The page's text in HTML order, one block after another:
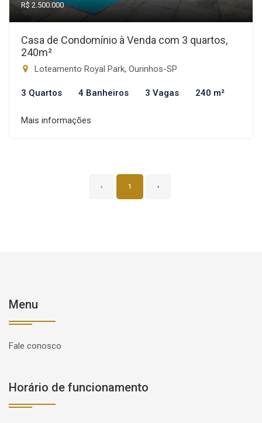
R$ 2.500.000
Casa de Condomínio à Venda com 3 quartos,
240m²
Loteamento Royal Park, Ourinhos-SP
3 Quartos 4 Banheiros 3 Vagas 240 m²
Mais informações
‹ 1 ›
Menu
Fale conosco
Horário de funcionamento